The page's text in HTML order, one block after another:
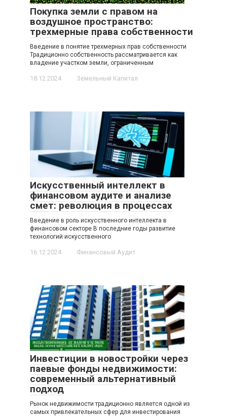
Покупка земли с правом на
воздушное пространство:
трехмерные права собственности
Введение в понятие трехмерных прав собственности
Традиционно собственность рассматривается как
владение участком земли, ограниченным
18.12.2024 Земельный Капитал
Искусственный интеллект в
финансовом аудите и анализе
смет: революция в процессах
Введение в роль искусственного интеллекта в
финансовом секторе В последние годы развитие
технологий искусственного
16.12.2024 Финансовый Аудит
Инвестиции в новостройки через
паевые фонды недвижимости:
современный альтернативный
подход
Рынок недвижимости традиционно является одной из
самых привлекательных сфер для инвестирования